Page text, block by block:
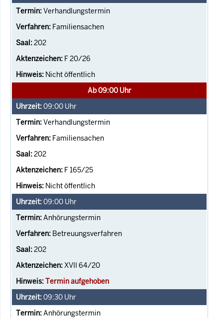
Verhandlungstermin
Familiensachen
202
F 20/26
Nicht öffentlich
Ab 09:00 Uhr
09:00 Uhr
Verhandlungstermin
Familiensachen
202
F 165/25
Nicht öffentlich
09:00 Uhr
Anhörungstermin
Betreuungsverfahren
202
XVII 64/20
Termin aufgehoben
09:30 Uhr
Anhörungstermin